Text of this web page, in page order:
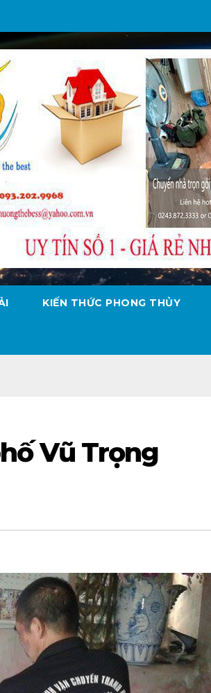
KIẾN THỨC PHONG THỦY
Vũ Trọng